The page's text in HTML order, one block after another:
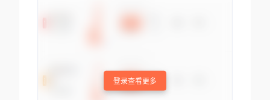
登录查看更多